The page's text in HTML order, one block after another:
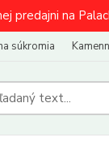
predajni na
súkromia